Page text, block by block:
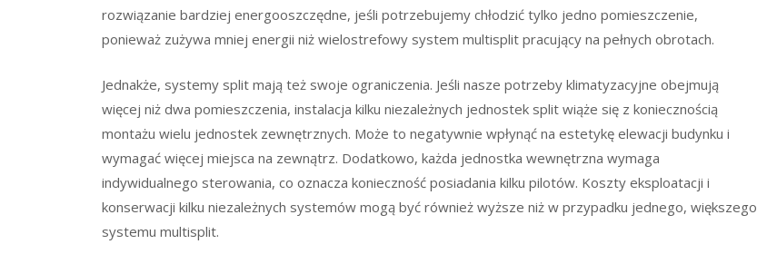
rozwiązanie bardziej energooszczędne, jeśli potrzebujemy chłodzić tylko jedno pomieszczenie,
ponieważ zużywa mniej energii niż wielostrefowy system multisplit pracujący na pełnych obrotach.
Jednakże, systemy split mają też swoje ograniczenia. Jeśli nasze potrzeby klimatyzacyjne obejmują
więcej niż dwa pomieszczenia, instalacja kilku niezależnych jednostek split wiąże się z koniecznością
montażu wielu jednostek zewnętrznych. Może to negatywnie wpłynąć na estetykę elewacji budynku i
wymagać więcej miejsca na zewnątrz. Dodatkowo, każda jednostka wewnętrzna wymaga
indywidualnego sterowania, co oznacza konieczność posiadania kilku pilotów. Koszty eksploatacji i
konserwacji kilku niezależnych systemów mogą być również wyższe niż w przypadku jednego, większego
systemu multisplit.